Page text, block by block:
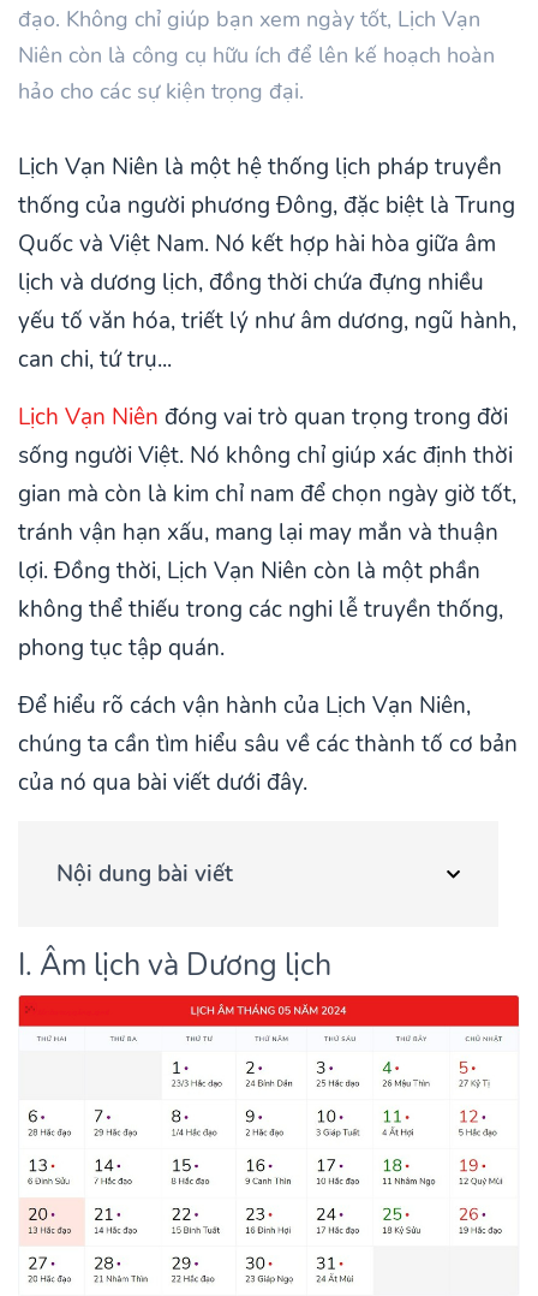
đạo. Không chỉ giúp bạn xem ngày tốt, Lịch Vạn
Niên còn là công cụ hữu ích để lên kế hoạch hoàn
hảo cho các sự kiện trọng đại.
Lịch Vạn Niên là một hệ thống lịch pháp truyền
thống của người phương Đông, đặc biệt là Trung
Quốc và Việt Nam. Nó kết hợp hài hòa giữa âm
lịch và dương lịch, đồng thời chứa đựng nhiều
yếu tố văn hóa, triết lý như âm dương, ngũ hành,
can chi, tứ trụ...
Lịch Vạn Niên đóng vai trò quan trọng trong đời
sống người Việt. Nó không chỉ giúp xác định thời
gian mà còn là kim chỉ nam để chọn ngày giờ tốt,
tránh vận hạn xấu, mang lại may mắn và thuận
lợi. Đồng thời, Lịch Vạn Niên còn là một phần
không thể thiếu trong các nghi lễ truyền thống,
phong tục tập quán.
Để hiểu rõ cách vận hành của Lịch Vạn Niên,
chúng ta cần tìm hiểu sâu về các thành tố cơ bản
của nó qua bài viết dưới đây.
Nội dung bài viết
I. Âm lịch và Dương lịch